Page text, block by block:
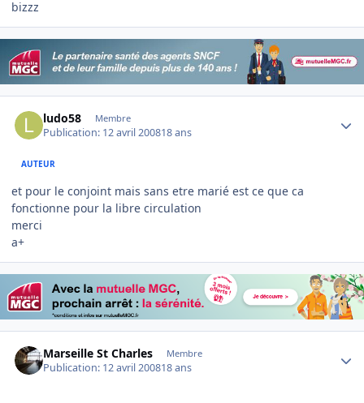
bizzz
ludo58 Membre
Publication: 12 avril 200818 ans
AUTEUR
et pour le conjoint mais sans etre marié est ce que ca
fonctionne pour la libre circulation
merci
a+
Marseille St Charles Membre
Publication: 12 avril 200818 ans